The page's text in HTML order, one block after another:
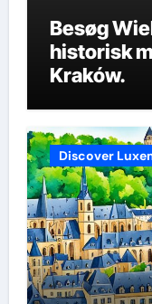
Besøg
historisk
Kraków.
Discover